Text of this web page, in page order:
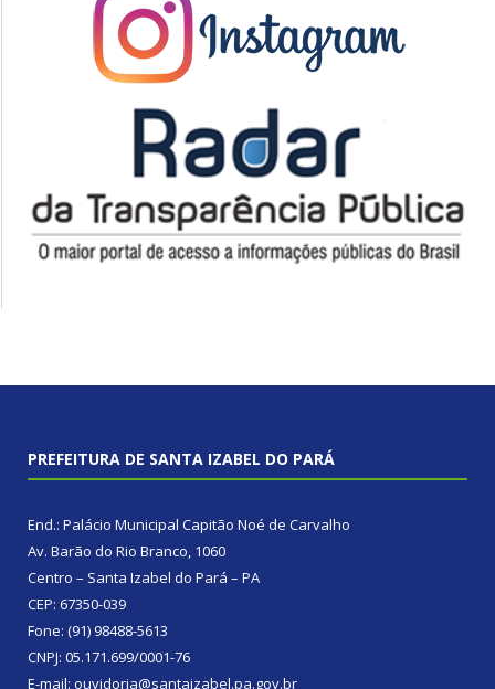
PREFEITURA DE SANTA IZABEL DO PARÁ
End.: Palácio Municipal Capitão Noé de Carvalho
Av. Barão do Rio Branco, 1060
Centro – Santa Izabel do Pará – PA
CEP: 67350-039
Fone: (91) 98488-5613
CNPJ: 05.171.699/0001-76
E-mail: ouvidoria@santaizabel.pa.gov.br